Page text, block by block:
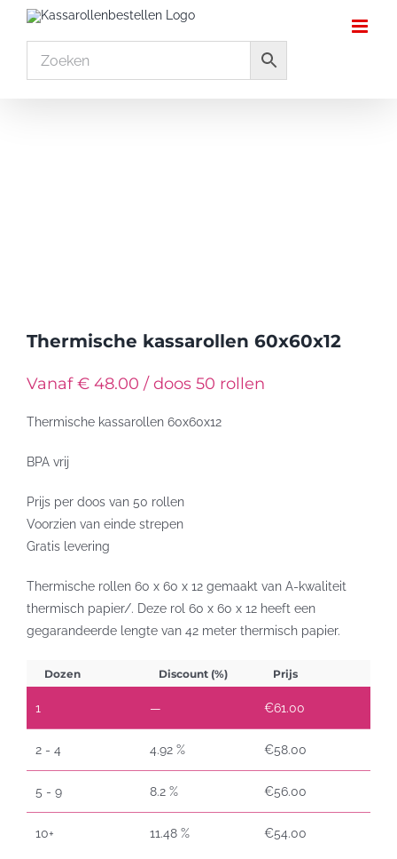
Thermische kassarollen 60x60x12
Vanaf € 48.00 / doos 50 rollen
Thermische kassarollen 60x60x12
BPA vrij
Prijs per doos van 50 rollen
Voorzien van einde strepen
Gratis levering
Thermische rollen 60 x 60 x 12 gemaakt van A-kwaliteit
thermisch papier/. Deze rol 60 x 60 x 12 heeft een
gegarandeerde lengte van 42 meter thermisch papier.
Dozen Discount (%) Prijs
1 — €61.00
2 - 4 4.92 % €58.00
5 - 9 8.2 % €56.00
10+ 11.48 % €54.00